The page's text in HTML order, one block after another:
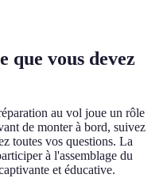
que vous devez
au vol joue un rôle
de monter à bord, suivez
toutes vos questions. La
à l'assemblage du
et éducative.